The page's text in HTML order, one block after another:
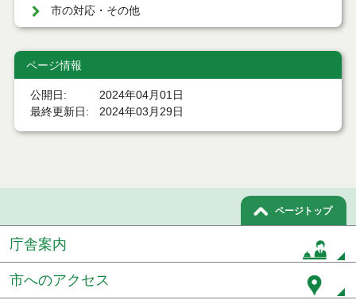
市の対応・その他
ページ情報
公開日
2024年04月01日
最終更新日
2024年03月29日
ページトップ
庁舎案内
市へのアクセス